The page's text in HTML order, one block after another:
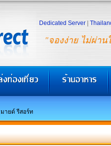
"จองง่าย ไม่ผ่าน
Dedicated Server
มายด์ รีสอร์ท